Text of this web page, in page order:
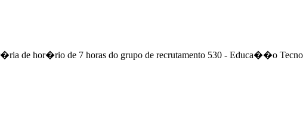
de hor�rio de 7 horas do grupo de recrutamento 530 - Educa��o